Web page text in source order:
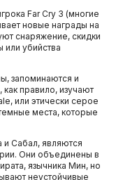
Far Cry 3 (многие
новые награды на
снаряжение, скидки
убийства
запоминаются и
как правило, изучают
или этически серое
места, которые
и Сабал, являются
Они объединены в
язычника Мин, но
неустойчивые